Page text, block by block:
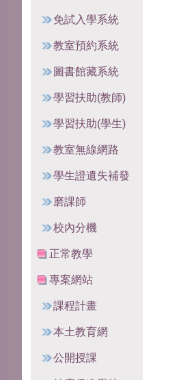
免試入學系統
教室預約系統
圖書館藏系統
學習扶助(教師)
學習扶助(學生)
教室無線網路
學生證遺失補發
磨課師
校內分機
正常教學
專案網站
課程計畫
本土教育網
公開授課